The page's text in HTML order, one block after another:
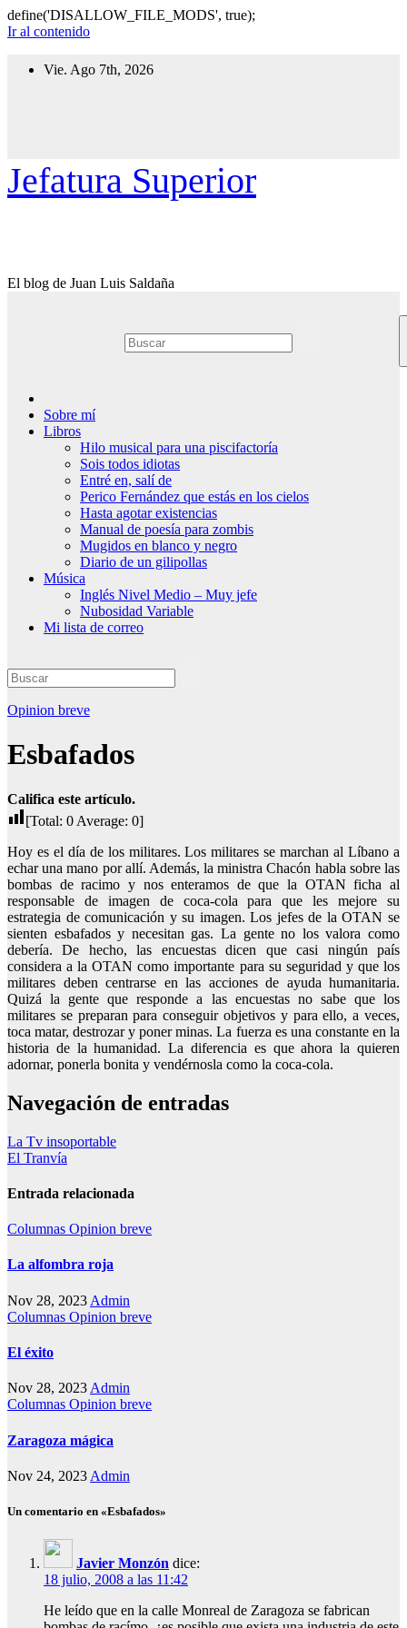
define('DISALLOW_FILE_MODS', true);
Ir al contenido
Vie. Ago 7th, 2026
Jefatura Superior
El blog de Juan Luis Saldaña
Sobre mí
Libros
Hilo musical para una piscifactoría
Sois todos idiotas
Entré en, salí de
Perico Fernández que estás en los cielos
Hasta agotar existencias
Manual de poesía para zombis
Mugidos en blanco y negro
Diario de un gilipollas
Música
Inglés Nivel Medio – Muy jefe
Nubosidad Variable
Mi lista de correo
Opinion breve
Esbafados
Califica este artículo.
[Total: 0 Average: 0]
Hoy es el día de los militares. Los militares se marchan al Líbano a
echar una mano por allí. Además, la ministra Chacón habla sobre las
bombas de racimo y nos enteramos de que la OTAN ficha al
responsable de imagen de coca-cola para que les mejore su
estrategia de comunicación y su imagen. Los jefes de la OTAN se
sienten esbafados y necesitan gas. La gente no los valora como
debería. De hecho, las encuestas dicen que casi ningún país
considera a la OTAN como importante para su seguridad y que los
militares deben centrarse en las acciones de ayuda humanitaria.
Quizá la gente que responde a las encuestas no sabe que los
militares se preparan para conseguir objetivos y para ello, a veces,
toca matar, destrozar y poner minas. La fuerza es una constante en la
historia de la humanidad. La diferencia es que ahora la quieren
adornar, ponerla bonita y vendérnosla como la coca-cola.
Navegación de entradas
La Tv insoportable
El Tranvía
Entrada relacionada
Columnas Opinion breve
La alfombra roja
Nov 28, 2023 Admin
Columnas Opinion breve
El éxito
Nov 28, 2023 Admin
Columnas Opinion breve
Zaragoza mágica
Nov 24, 2023 Admin
Un comentario en «Esbafados»
Javier Monzón dice:
18 julio, 2008 a las 11:42
He leído que en la calle Monreal de Zaragoza se fabrican